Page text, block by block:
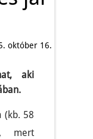
október 16.
aki
(kb. 58
mert